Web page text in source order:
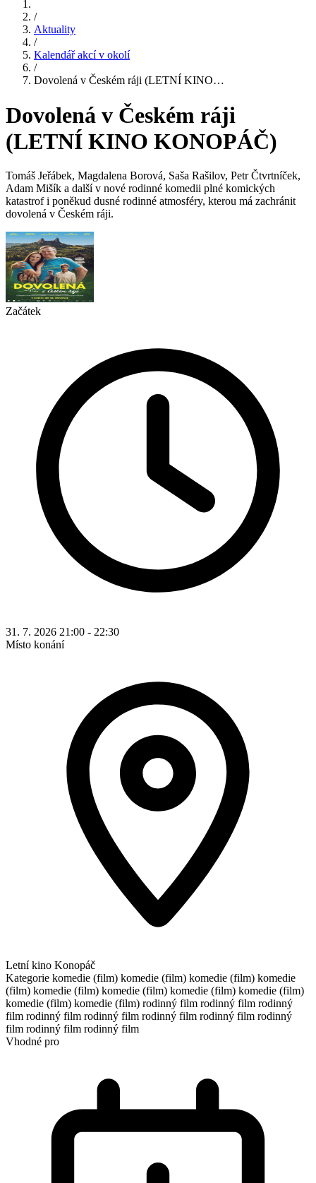
/
Aktuality
/
Kalendář akcí v okolí
/
Dovolená v Českém ráji (LETNÍ KINO…
Dovolená v Českém ráji
(LETNÍ KINO KONOPÁČ)
Tomáš Jeřábek, Magdalena Borová, Saša Rašilov, Petr Čtvrtníček,
Adam Mišík a další v nové rodinné komedii plné komických
katastrof i poněkud dusné rodinné atmosféry, kterou má zachránit
dovolená v Českém ráji.
Začátek
31. 7. 2026 21:00 - 22:30
Místo konání
Letní kino Konopáč
Kategorie komedie (film) komedie (film) komedie (film) komedie
(film) komedie (film) komedie (film) komedie (film) komedie (film)
komedie (film) komedie (film) rodinný film rodinný film rodinný
film rodinný film rodinný film rodinný film rodinný film rodinný
film rodinný film rodinný film
Vhodné pro